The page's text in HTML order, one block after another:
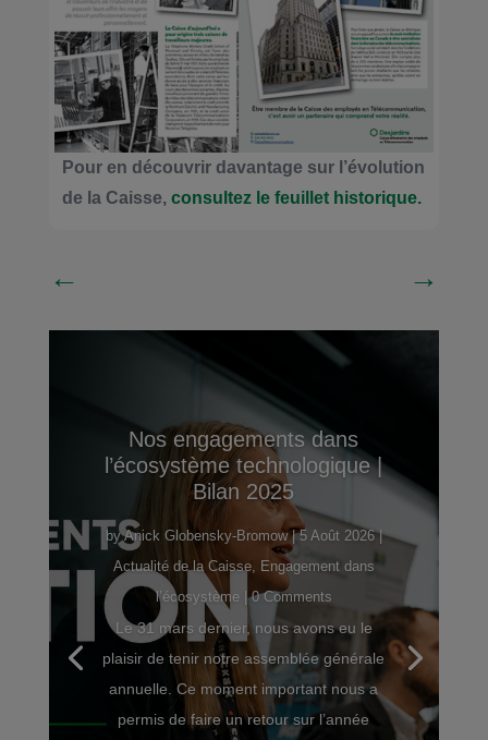
Pour en découvrir davantage sur l’évolution
de la Caisse, consultez le feuillet historique.
← →
Nos engagements dans
l’écosystème technologique |
Bilan 2025
byAnick Globensky-Bromow|5 Août 2026|
Actualité de la Caisse, Engagement dans
l’écosystème| 0 Comments
Le 31 mars dernier, nous avons eu le
plaisir de tenir notre assemblée générale
annuelle. Ce moment important nous a
permis de faire un retour sur l’année